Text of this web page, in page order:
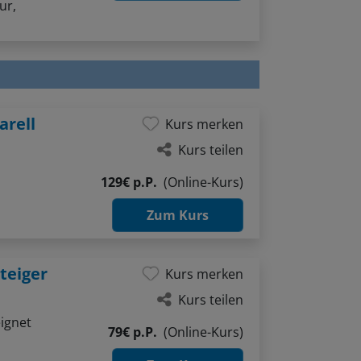
Kurs merken
Kurs teilen
129€ p.P.
(Online-Kurs)
Zum Kurs
Kurs merken
Kurs teilen
79€ p.P.
(Online-Kurs)